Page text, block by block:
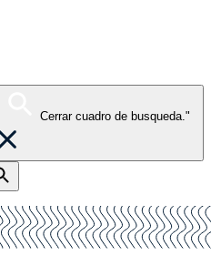
Cerrar cuadro de busqueda."